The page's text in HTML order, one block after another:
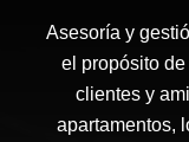
Asesoría y
el propósito
clientes y
apartamentos,